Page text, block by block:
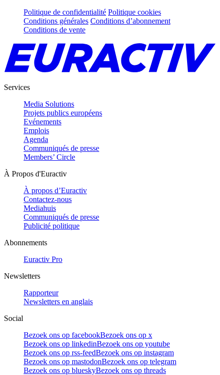
Politique de confidentialité Politique cookies
Conditions générales Conditions d’abonnement
Conditions de vente
Services
Media Solutions
Projets publics européens
Evénements
Emplois
Agenda
Communiqués de presse
Members’ Circle
À Propos d'Euractiv
À propos d’Euractiv
Contactez-nous
Mediahuis
Communiqués de presse
Publicité politique
Abonnements
Euractiv Pro
Newsletters
Rapporteur
Newsletters en anglais
Social
Bezoek ons op facebookBezoek ons op x
Bezoek ons op linkedinBezoek ons op youtube
Bezoek ons op rss-feedBezoek ons op instagram
Bezoek ons op mastodonBezoek ons op telegram
Bezoek ons op blueskyBezoek ons op threads